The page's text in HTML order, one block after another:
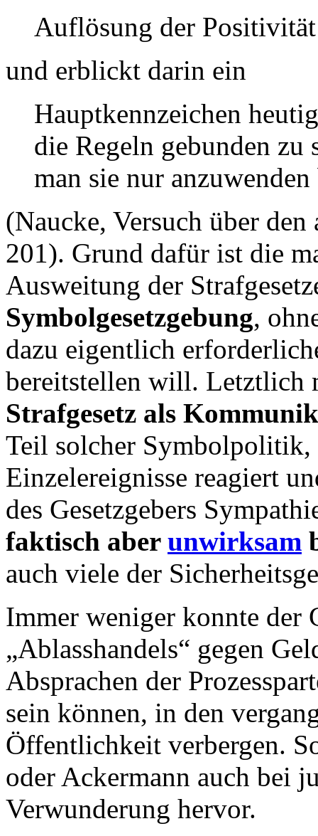
Auflösung der
und erblickt darin ein
Hauptkennzeichen
die Regeln gebunden zu
man sie nur
(Naucke, Versuch über
201). Grund dafür ist die
Ausweitung der
Symbolgesetzgebung,
dazu eigentlich
bereitstellen will. Letztlich
Strafgesetz als
Teil solcher Symbolpolitik,
Einzelereignisse reagiert
des Gesetzgebers
faktisch aber unwirksam
auch viele der
Immer weniger konnte der
„Ablasshandels“ gegen
Absprachen der
sein können, in den
Öffentlichkeit verbergen.
oder Ackermann auch bei
Verwunderung hervor.